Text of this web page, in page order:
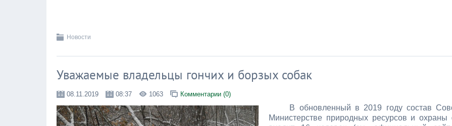
Новости
Уважаемые владельцы гончих и борзых собак
08.11.2019 08:37 1063 Комментарии (0)
В обновленный в 2019 году состав
Министерстве природных ресурсов и